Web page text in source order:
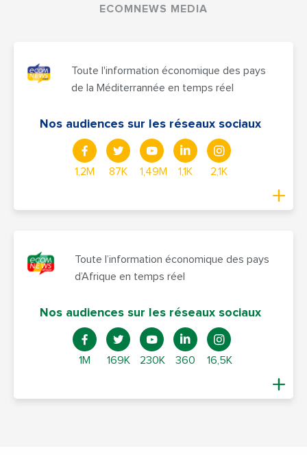
ECOMNEWS MEDIA
Toute l'information économique des pays
de la Méditerrannée en temps réel
Nos audiences sur les réseaux sociaux
1,2M 87K 1,49M 1,1K 2,1K
Toute l’information économique des pays
d’Afrique en temps réel
Nos audiences sur les réseaux sociaux
1M 169K 230K 360 16,5K